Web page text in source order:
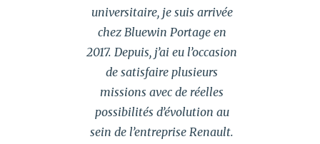
universitaire, je suis arrivée
chez Bluewin Portage en
2017. Depuis, j’ai eu l’occasion
de satisfaire plusieurs
missions avec de réelles
possibilités d’évolution au
sein de l’entreprise Renault.